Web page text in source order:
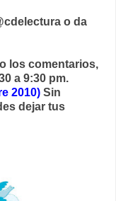
o da
los comentarios,
a 9:30 pm.
2010) Sin
dejar tus